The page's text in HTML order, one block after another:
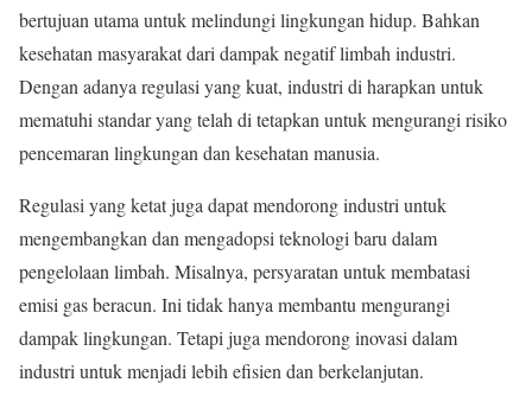
bertujuan utama untuk melindungi lingkungan hidup. Bahkan
kesehatan masyarakat dari dampak negatif limbah industri.
Dengan adanya regulasi yang kuat, industri di harapkan untuk
mematuhi standar yang telah di tetapkan untuk mengurangi risiko
pencemaran lingkungan dan kesehatan manusia.
Regulasi yang ketat juga dapat mendorong industri untuk
mengembangkan dan mengadopsi teknologi baru dalam
pengelolaan limbah. Misalnya, persyaratan untuk membatasi
emisi gas beracun. Ini tidak hanya membantu mengurangi
dampak lingkungan. Tetapi juga mendorong inovasi dalam
industri untuk menjadi lebih efisien dan berkelanjutan.